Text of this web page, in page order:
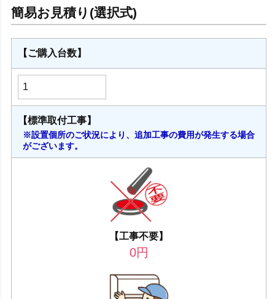
【ご購入台数】
【標準取付工事】
※設置個所のご状況により、追加工事の費用が発生する場合
がございます。
【工事不要】
0円